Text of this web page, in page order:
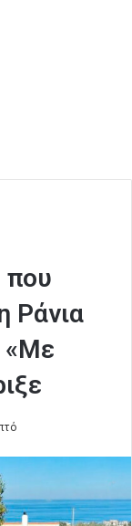
που
Ράνια
«Με